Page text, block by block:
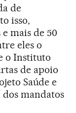
de
isso,
mais de 50
eles o
o Instituto
de apoio
Saúde e
mandatos